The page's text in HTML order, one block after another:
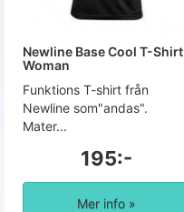
Newline Base Cool T-Shirt
Woman
Funktions T-shirt från
Newline som"andas". 
Mater...
195:-
Mer info »